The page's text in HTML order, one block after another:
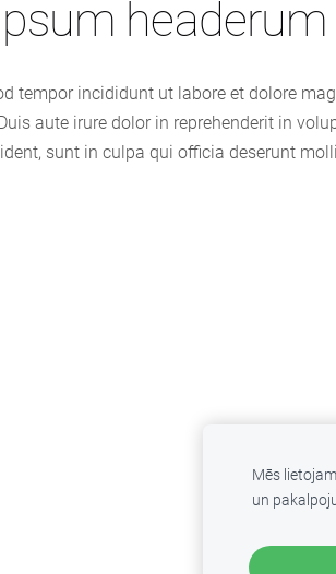
headerum
tempor incididunt ut labore et dolore
aute irure dolor in reprehenderit in
sunt in culpa qui officia deserunt
Mēs
un